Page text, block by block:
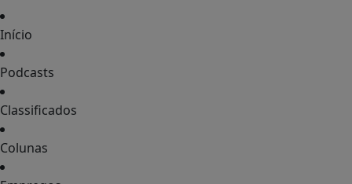
Início
Podcasts
Classificados
Colunas